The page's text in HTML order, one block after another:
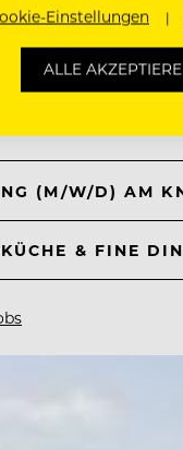
(M/W/D) AM
& FINE
Einstellungen
ALLE